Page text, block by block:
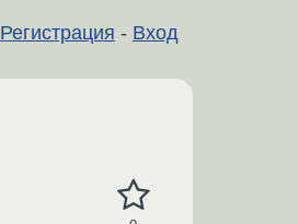
Регистрация - Вход